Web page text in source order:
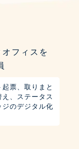
フィスを
票、取りまと
、ステータス
のデジタル化